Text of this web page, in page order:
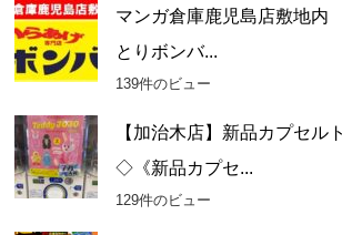
マンガ倉庫鹿児島店敷地
とりボンバ...
139件のビュー
【加治木店】新品カプセル
◇《新品カプセ...
129件のビュー